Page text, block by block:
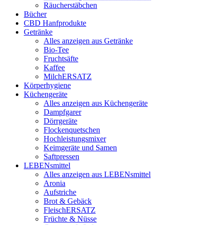
Räucherstäbchen
Bücher
CBD Hanfprodukte
Getränke
Alles anzeigen aus Getränke
Bio-Tee
Fruchtsäfte
Kaffee
MilchERSATZ
Körperhygiene
Küchengeräte
Alles anzeigen aus Küchengeräte
Dampfgarer
Dörrgeräte
Flockenquetschen
Hochleistungsmixer
Keimgeräte und Samen
Saftpressen
LEBENsmittel
Alles anzeigen aus LEBENsmittel
Aronia
Aufstriche
Brot & Gebäck
FleischERSATZ
Früchte & Nüsse